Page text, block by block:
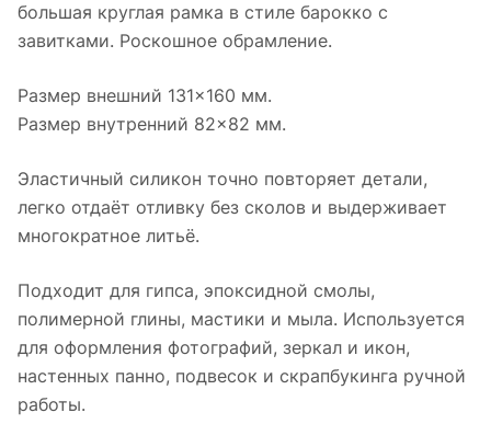
большая круглая рамка в стиле барокко с
завитками. Роскошное обрамление.
Размер внешний 131×160 мм.
Размер внутренний 82×82 мм.
Эластичный силикон точно повторяет детали,
легко отдаёт отливку без сколов и выдерживает
многократное литьё.
Подходит для гипса, эпоксидной смолы,
полимерной глины, мастики и мыла. Используется
для оформления фотографий, зеркал и икон,
настенных панно, подвесок и скрапбукинга ручной
работы.